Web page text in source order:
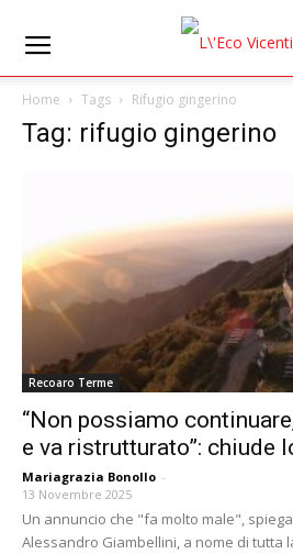
Home Tags Rifugio gingerino
Tag: rifugio gingerino
Recoaro Terme
“Non possiamo
e va ristrutturato”: chiude
Mariagrazia Bonollo -
13 Novembre 2025
Un annuncio che "fa molto male",
Alessandro Giambellini, a nome di tutta